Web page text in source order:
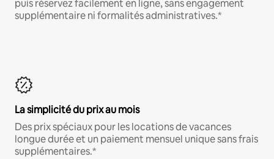
puis réservez facilement en ligne, sans engagement
supplémentaire ni formalités administratives.*
La simplicité du prix au mois
Des prix spéciaux pour les locations de vacances
longue durée et un paiement mensuel unique sans frais
supplémentaires.*